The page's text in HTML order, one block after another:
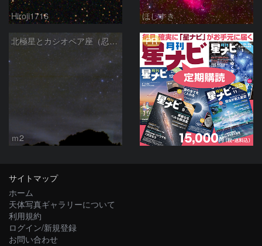
Hiroji1716 ほしすき
北極星とカシオペア座（忍び寄る秋）
ｍ2
PR
サイトマップ
ホーム
天体写真ギャラリーについて
利用規約
ログイン/新規登録
お問い合わせ